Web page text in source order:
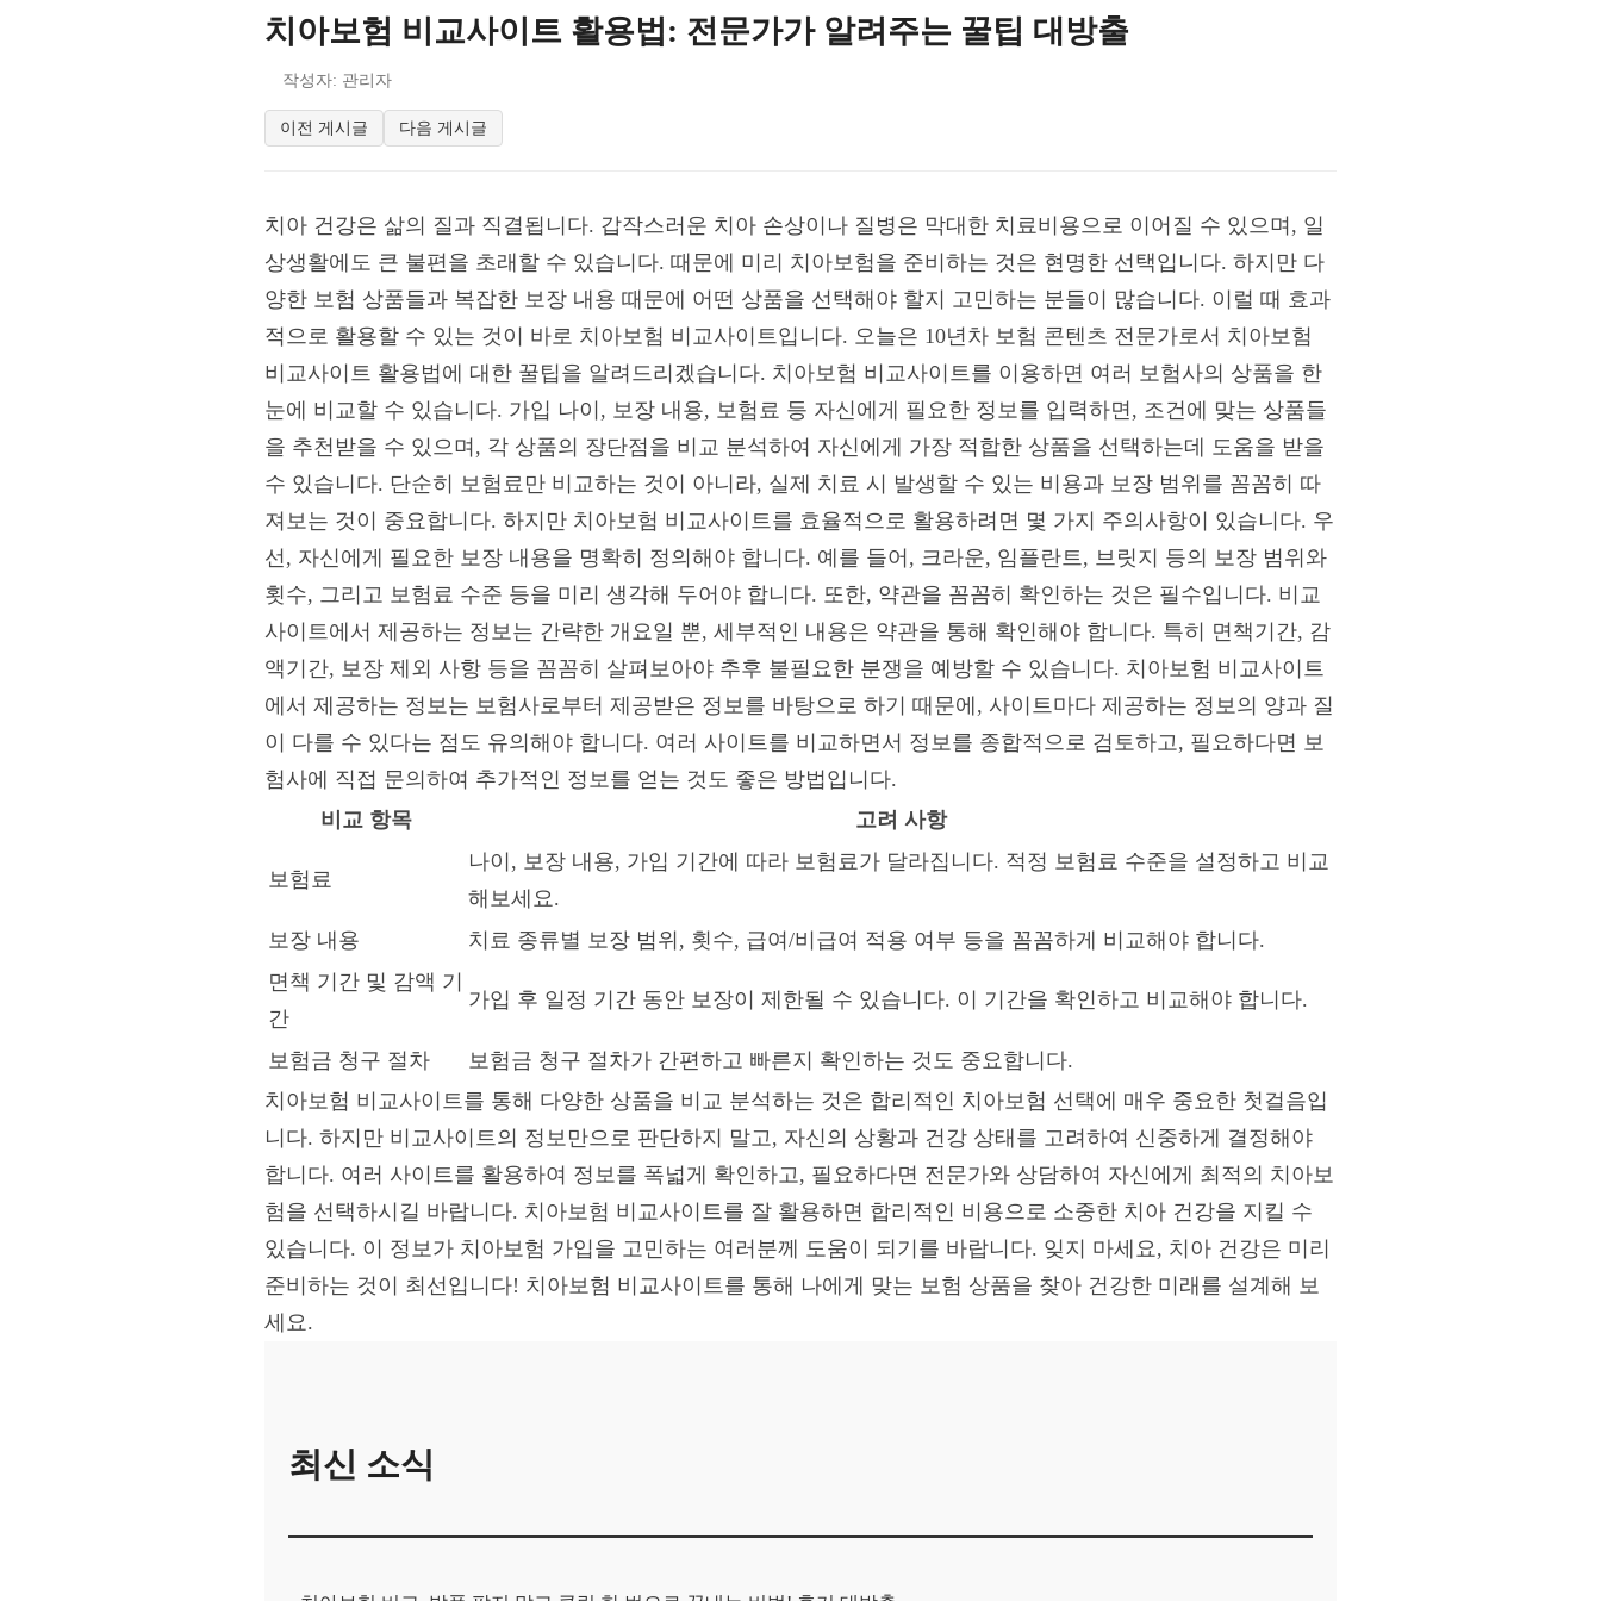
치아보험 비교사이트 활용법: 전문가가 알려주는 꿀팁 대방출
작성자: 관리자
이전 게시글 다음 게시글
치아 건강은 삶의 질과 직결됩니다. 갑작스러운 치아 손상이나 질병은 막대한 치료비용으로 이어질 수 있으며, 일
상생활에도 큰 불편을 초래할 수 있습니다. 때문에 미리 치아보험을 준비하는 것은 현명한 선택입니다. 하지만 다
양한 보험 상품들과 복잡한 보장 내용 때문에 어떤 상품을 선택해야 할지 고민하는 분들이 많습니다. 이럴 때 효과
적으로 활용할 수 있는 것이 바로 치아보험 비교사이트입니다. 오늘은 10년차 보험 콘텐츠 전문가로서 치아보험
비교사이트 활용법에 대한 꿀팁을 알려드리겠습니다. 치아보험 비교사이트를 이용하면 여러 보험사의 상품을 한
눈에 비교할 수 있습니다. 가입 나이, 보장 내용, 보험료 등 자신에게 필요한 정보를 입력하면, 조건에 맞는 상품들
을 추천받을 수 있으며, 각 상품의 장단점을 비교 분석하여 자신에게 가장 적합한 상품을 선택하는데 도움을 받을
수 있습니다. 단순히 보험료만 비교하는 것이 아니라, 실제 치료 시 발생할 수 있는 비용과 보장 범위를 꼼꼼히 따
져보는 것이 중요합니다. 하지만 치아보험 비교사이트를 효율적으로 활용하려면 몇 가지 주의사항이 있습니다. 우
선, 자신에게 필요한 보장 내용을 명확히 정의해야 합니다. 예를 들어, 크라운, 임플란트, 브릿지 등의 보장 범위와
횟수, 그리고 보험료 수준 등을 미리 생각해 두어야 합니다. 또한, 약관을 꼼꼼히 확인하는 것은 필수입니다. 비교
사이트에서 제공하는 정보는 간략한 개요일 뿐, 세부적인 내용은 약관을 통해 확인해야 합니다. 특히 면책기간, 감
액기간, 보장 제외 사항 등을 꼼꼼히 살펴보아야 추후 불필요한 분쟁을 예방할 수 있습니다. 치아보험 비교사이트
에서 제공하는 정보는 보험사로부터 제공받은 정보를 바탕으로 하기 때문에, 사이트마다 제공하는 정보의 양과 질
이 다를 수 있다는 점도 유의해야 합니다. 여러 사이트를 비교하면서 정보를 종합적으로 검토하고, 필요하다면 보
험사에 직접 문의하여 추가적인 정보를 얻는 것도 좋은 방법입니다.
비교 항목
고려 사항
보험료
나이, 보장 내용, 가입 기간에 따라 보험료가 달라집니다. 적정 보험료 수준을 설정하고 비교
해보세요.
보장 내용
치료 종류별 보장 범위, 횟수, 급여/비급여 적용 여부 등을 꼼꼼하게 비교해야 합니다.
면책 기간 및 감액 기
간
가입 후 일정 기간 동안 보장이 제한될 수 있습니다. 이 기간을 확인하고 비교해야 합니다.
보험금 청구 절차
보험금 청구 절차가 간편하고 빠른지 확인하는 것도 중요합니다.
치아보험 비교사이트를 통해 다양한 상품을 비교 분석하는 것은 합리적인 치아보험 선택에 매우 중요한 첫걸음입
니다. 하지만 비교사이트의 정보만으로 판단하지 말고, 자신의 상황과 건강 상태를 고려하여 신중하게 결정해야
합니다. 여러 사이트를 활용하여 정보를 폭넓게 확인하고, 필요하다면 전문가와 상담하여 자신에게 최적의 치아보
험을 선택하시길 바랍니다. 치아보험 비교사이트를 잘 활용하면 합리적인 비용으로 소중한 치아 건강을 지킬 수
있습니다. 이 정보가 치아보험 가입을 고민하는 여러분께 도움이 되기를 바랍니다. 잊지 마세요, 치아 건강은 미리
준비하는 것이 최선입니다! 치아보험 비교사이트를 통해 나에게 맞는 보험 상품을 찾아 건강한 미래를 설계해 보
세요.
최신 소식